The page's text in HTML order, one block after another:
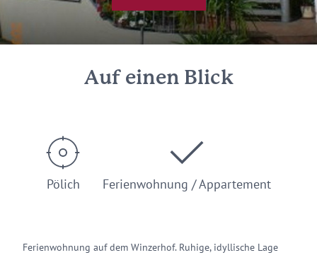
Auf einen Blick
Pölich Ferienwohnung / Appartement
Ferienwohnung auf dem Winzerhof. Ruhige, idyllische Lage